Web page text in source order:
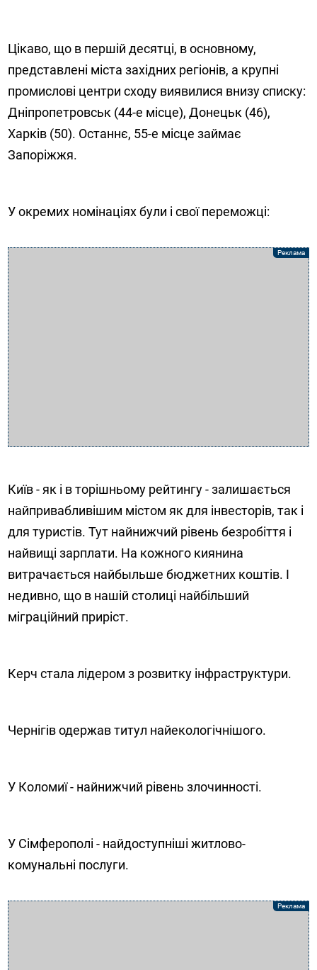
Цікаво, що в першій десятці, в основному,
представлені міста західних регіонів, а крупні
промислові центри сходу виявилися внизу списку:
Дніпропетровськ (44-е місце), Донецьк (46),
Харків (50). Останнє, 55-е місце займає
Запоріжжя.
У окремих номінаціях були і свої переможці:
Київ - як і в торішньому рейтингу - залишається
найпривабливішим містом як для інвесторів, так і
для туристів. Тут найнижчий рівень безробіття і
найвищі зарплати. На кожного киянина
витрачається найбыльше бюджетних коштів. І
недивно, що в нашій столиці найбільший
міграційний приріст.
Керч стала лідером з розвитку інфраструктури.
Чернігів одержав титул найекологічнішого.
У Коломиї - найнижчий рівень злочинності.
У Сімферополі - найдоступніші житлово-
комунальні послуги.